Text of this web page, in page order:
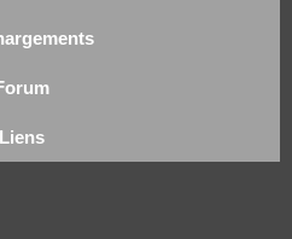
Liens